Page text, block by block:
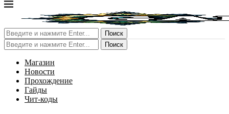
Поиск
Поиск
Магазин
Новости
Прохождение
Гайды
Чит-коды